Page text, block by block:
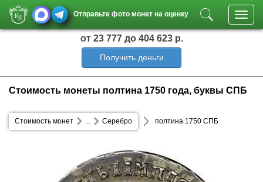
Отправьте фото монет на оценку
от 23 777 до 404 623 р.
Получить деньги
Стоимость монеты полтина 1750 года, буквы СПБ
Стоимость монет Серебро
... полтина 1750 СПБ